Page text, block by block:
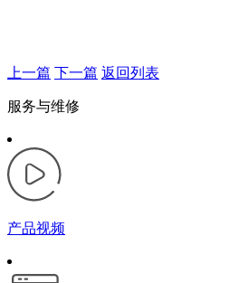
上一篇 下一篇 返回列表
服务与维修
产品视频